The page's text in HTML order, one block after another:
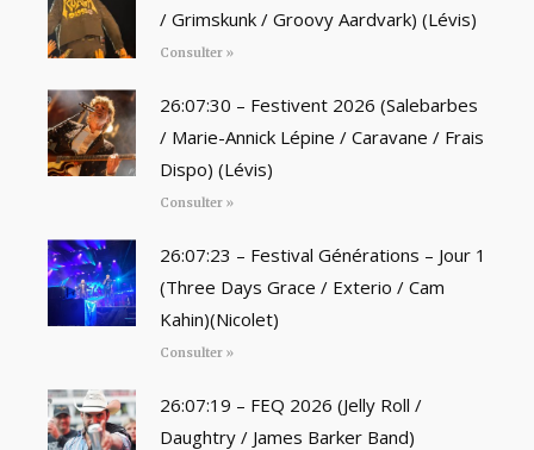
/ Grimskunk / Groovy Aardvark) (Lévis)
Consulter »
26:07:30 – Festivent 2026 (Salebarbes
/ Marie-Annick Lépine / Caravane / Frais
Dispo) (Lévis)
Consulter »
26:07:23 – Festival Générations – Jour 1
(Three Days Grace / Exterio / Cam
Kahin)(Nicolet)
Consulter »
26:07:19 – FEQ 2026 (Jelly Roll /
Daughtry / James Barker Band)